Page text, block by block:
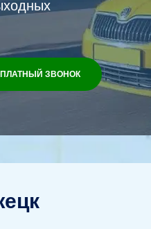
ЗВОНОК